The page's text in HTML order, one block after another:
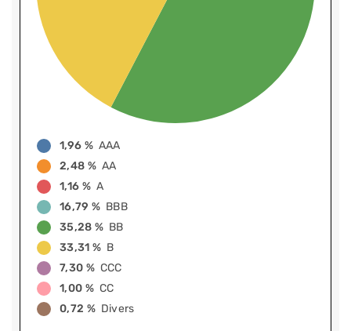
1,96 % AAA
2,48 % AA
1,16 % A
16,79 % BBB
35,28 % BB
33,31 % B
7,30 % CCC
1,00 % CC
0,72 % Divers